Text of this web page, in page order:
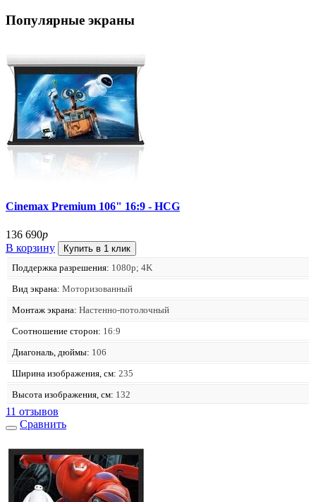
Популярные экраны
Cinemax Premium 106" 16:9 - HCG
136 690р
В корзину
Купить в 1 клик
Поддержка разрешения: 1080p; 4K
Вид экрана: Моторизованный
Монтаж экрана: Настенно-потолочный
Соотношение сторон: 16:9
Диагональ, дюймы: 106
Ширина изображения, см: 235
Высота изображения, см: 132
11 отзывов
Сравнить